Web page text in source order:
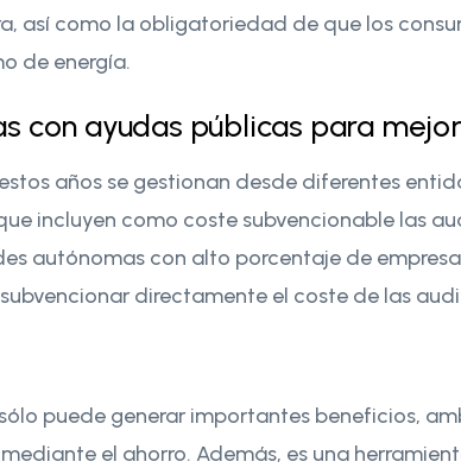
así como la obligatoriedad de que los
de energía.
con ayudas públicas para
años se gestionan desde diferentes
incluyen como coste subvencionable las
autónomas con alto porcentaje de
directamente el coste de las
puede generar importantes beneficios,
el ahorro. Además, es una